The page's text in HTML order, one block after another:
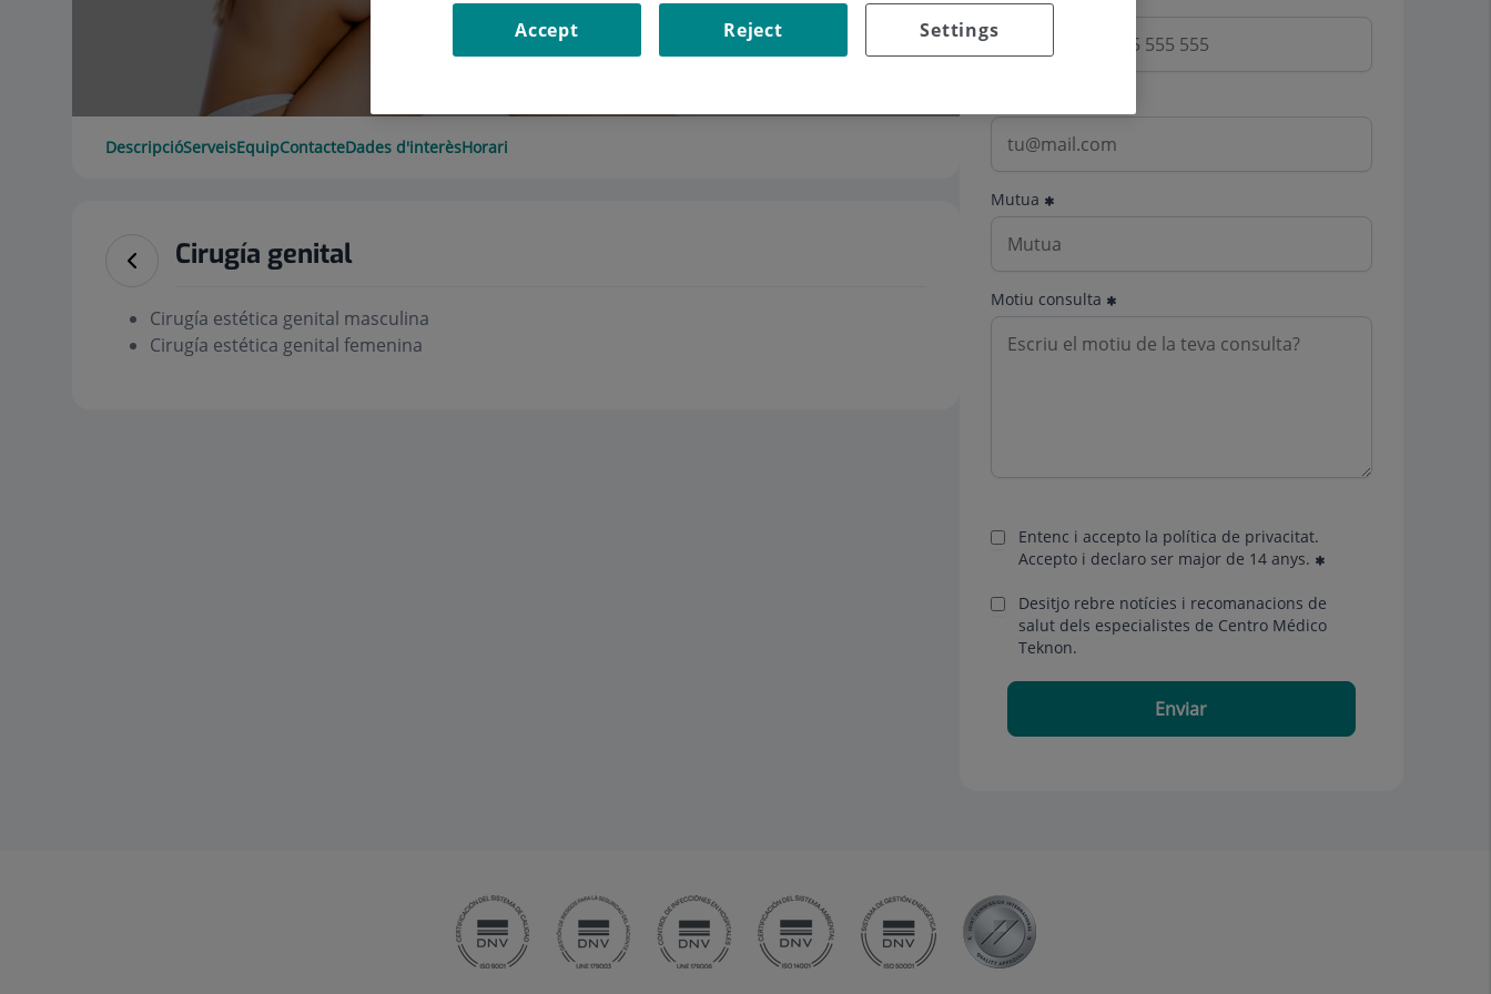
DescripcióServeisEquipContacteDades d'interèsHorari
Cirugía genital
Cirugía estética genital masculina
Cirugía estética genital femenina
Mutua
Motiu consulta
Entenc i accepto la política de privacitat.
Accepto i declaro ser major de 14 anys.
Desitjo rebre notícies i recomanacions de
salut dels especialistes de Centro Médico
Teknon.
Enviar
Settings
Reject
Accept